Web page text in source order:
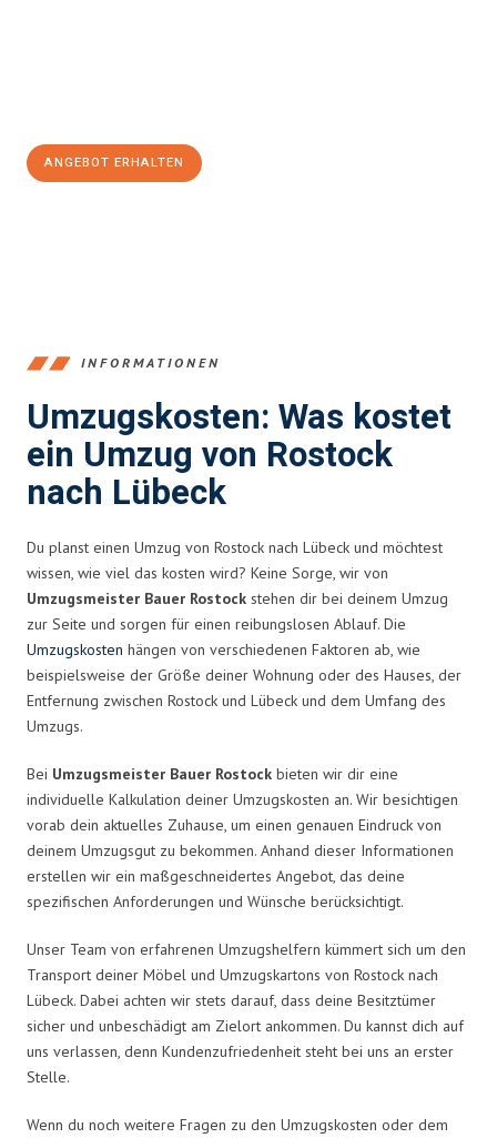
ANGEBOT ERHALTEN
INFORMATIONEN
Umzugskosten: Was kostet
ein Umzug von Rostock
nach Lübeck
Du planst einen Umzug von Rostock nach Lübeck und möchtest
wissen, wie viel das kosten wird? Keine Sorge, wir von
Umzugsmeister Bauer Rostock stehen dir bei deinem Umzug
zur Seite und sorgen für einen reibungslosen Ablauf. Die
Umzugskosten hängen von verschiedenen Faktoren ab, wie
beispielsweise der Größe deiner Wohnung oder des Hauses, der
Entfernung zwischen Rostock und Lübeck und dem Umfang des
Umzugs.
Bei Umzugsmeister Bauer Rostock bieten wir dir eine
individuelle Kalkulation deiner Umzugskosten an. Wir besichtigen
vorab dein aktuelles Zuhause, um einen genauen Eindruck von
deinem Umzugsgut zu bekommen. Anhand dieser Informationen
erstellen wir ein maßgeschneidertes Angebot, das deine
spezifischen Anforderungen und Wünsche berücksichtigt.
Unser Team von erfahrenen Umzugshelfern kümmert sich um den
Transport deiner Möbel und Umzugskartons von Rostock nach
Lübeck. Dabei achten wir stets darauf, dass deine Besitztümer
sicher und unbeschädigt am Zielort ankommen. Du kannst dich auf
uns verlassen, denn Kundenzufriedenheit steht bei uns an erster
Stelle.
Wenn du noch weitere Fragen zu den Umzugskosten oder dem